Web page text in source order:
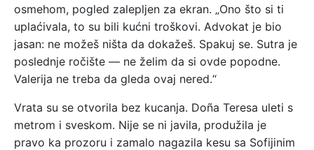
osmehom, pogled zalepljen za ekran. „Ono što si ti
uplaćivala, to su bili kućni troškovi. Advokat je bio
jasan: ne možeš ništa da dokažeš. Spakuj se. Sutra je
poslednje ročište — ne želim da si ovde popodne.
Valerija ne treba da gleda ovaj nered.“
Vrata su se otvorila bez kucanja. Doña Teresa uleti s
metrom i sveskom. Nije se ni javila, produžila je
pravo ka prozoru i zamalo nagazila kesu sa Sofijinim